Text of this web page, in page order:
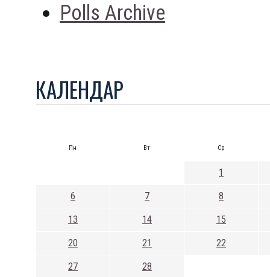
Polls Archive
КАЛЕНДАР
Пн Вт Ср
1
6 7 8
13 14 15
20 21 22
27 28